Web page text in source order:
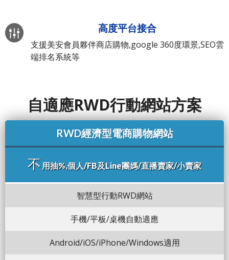
高度平台接合
支援美安會員夥伴商店購物,google 360度環景,SEO雲
端排名系統等
自適應RWD行動網站方案
RWD經濟型電商購物網站
不 用抽%,個人/FB及Line團媽/直播賣家/小賣家
智慧型行動RWD網站
手機/平板/桌機自動適應
Android/iOS/iPhone/Windows適用